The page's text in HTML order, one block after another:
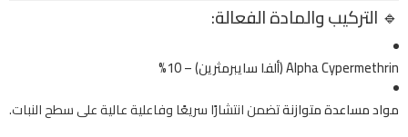
🔹 التركيب والمادة الفعالة:
Alpha Cypermethrin (ألفا سايبرمثرين) – 10%
مواد مساعدة متوازنةتضمن انتشارًا سريعًا وفاعلية عالية على سطح النبات.